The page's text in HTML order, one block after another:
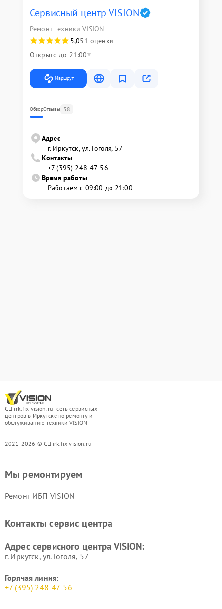
Сервисный центр VISION
Ремонт техники VISION
5,051 оценки
Открыто до 21:00
Маршрут
ОбзорОтзывы 58
Адрес
г. Иркутск, ул. ​Гоголя, 57
Контакты
+7 (395) 248-47-56
Время работы
Работаем с 09:00 до 21:00
СЦ irk.fix-vision.ru - сеть сервисных
центров в Иркутске по ремонту и
обслуживанию техники VISION
2021-2026 © СЦ irk.fix-vision.ru
Мы ремонтируем
Ремонт ИБП VISION
Контакты сервис центра
Адрес сервисного центра VISION:
г. Иркутск, ул. ​Гоголя, 57
Горячая линия:
+7 (395) 248-47-56